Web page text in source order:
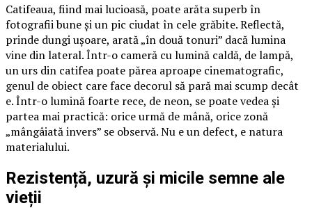
Catifeaua, fiind mai lucioasă, poate arăta superb în
fotografii bune și un pic ciudat în cele grăbite. Reflectă,
prinde dungi ușoare, arată „în două tonuri” dacă lumina
vine din lateral. Într-o cameră cu lumină caldă, de lampă,
un urs din catifea poate părea aproape cinematografic,
genul de obiect care face decorul să pară mai scump decât
e. Într-o lumină foarte rece, de neon, se poate vedea și
partea mai practică: orice urmă de mână, orice zonă
„mângâiată invers” se observă. Nu e un defect, e natura
materialului.
Rezistență, uzură și micile semne ale
vieții